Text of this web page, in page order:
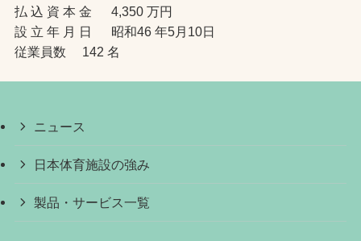
払 込 資 本 金 4,350 万円
設 立 年 月 日 昭和46 年5月10日
従業員数 142 名
ニュース
日本体育施設の強み
製品・サービス一覧